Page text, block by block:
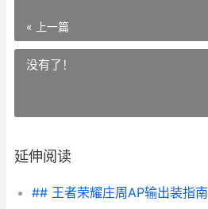
« 上一篇
没有了！
延伸阅读
## 王者荣耀庄周AP输出装指南